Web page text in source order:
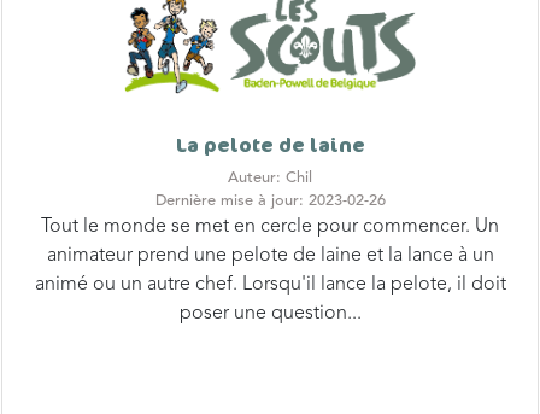
La pelote de laine
Auteur: Chil
Dernière mise à jour: 2023-02-26
Tout le monde se met en cercle pour commencer. Un
animateur prend une pelote de laine et la lance à un
animé ou un autre chef. Lorsqu'il lance la pelote, il doit
poser une question...